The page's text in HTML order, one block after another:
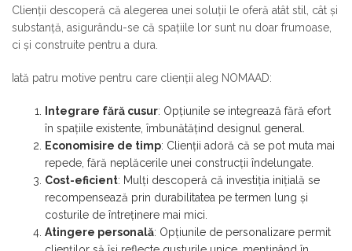
Clienții descoperă că alegerea unei soluții le oferă atât stil, cât și
substanță, asigurându-se că spațiile lor sunt nu doar frumoase,
ci și construite pentru a dura.
Iată patru motive pentru care clienții aleg NOMAAD:
Integrare fără cusur: Opțiunile se integrează fără efort
în spațiile existente, îmbunătățind designul general.
Economisire de timp: Clienții adoră că se pot muta mai
repede, fără neplăcerile unei construcții îndelungate.
Cost-eficient: Mulți descoperă că investiția inițială se
recompensează prin durabilitatea pe termen lung și
costurile de întreținere mai mici.
Atingere personală: Opțiunile de personalizare permit